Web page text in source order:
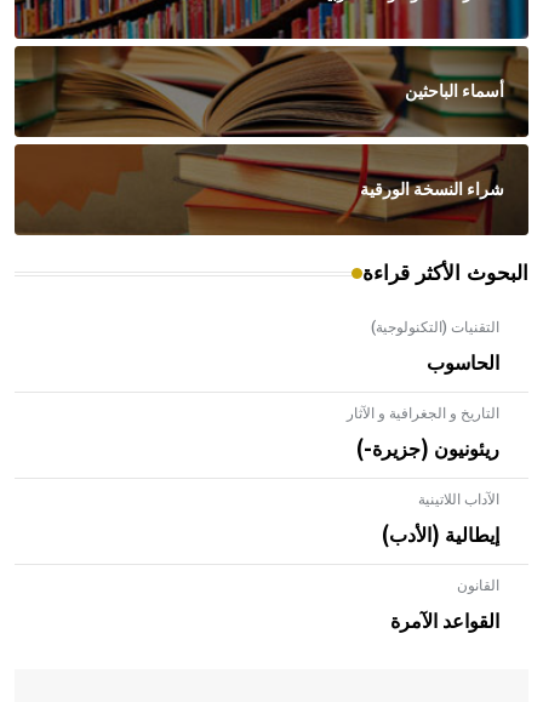
أسماء الباحثين
شراء النسخة الورقية
البحوث الأكثر قراءة
التقنيات (التكنولوجية)
الحاسوب
التاريخ و الجغرافية و الآثار
ريئونيون (جزيرة-)
الآداب اللاتينية
إيطالية (الأدب)
القانون
القواعد الآمرة
- هل تعلم أن الأبلق نوع من الفنون الهندسية التي ارتبطت
بالعمارة الإسلامية في بلاد الشام ومصر خاصة، حيث يحرص
المعمار على بناء مداميكه وخاصة في الواجهات